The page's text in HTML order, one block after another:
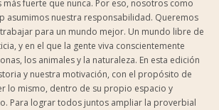
más fuerte que nunca. Por eso, nosotros como
asumimos nuestra responsabilidad. Queremos
para un mundo mejor. Un mundo libre de
y en el que la gente viva conscientemente
los animales y la naturaleza. En esta edición
y nuestra motivación, con el propósito de
lo mismo, dentro de su propio espacio y
Para lograr todos juntos ampliar la proverbial